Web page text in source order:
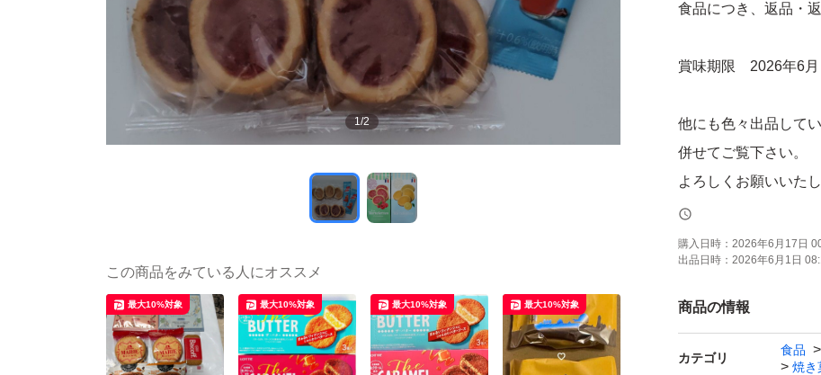
1/2
食品につき、返品・
賞味期限 2026年6月
他にも色々出品してい
併せてご覧下さい。
よろしくお願いいたし
購入日時： 2026年6月17日
出品日時： 2026年6月1日
商品の情報
カテゴリ
食品
焼き
この商品をみている人にオススメ
最大10%対象 最大10%対象 最大10%対象 最大10%対象